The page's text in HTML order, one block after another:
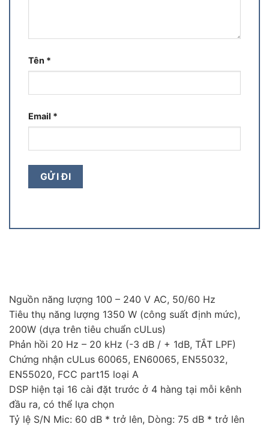
Tên *
Email *
Nguồn năng lượng 100 – 240 V AC, 50/60 Hz
Tiêu thụ năng lượng 1350 W (công suất định mức),
200W (dựa trên tiêu chuẩn cULus)
Phản hồi 20 Hz – 20 kHz (-3 dB / + 1dB, TẮT LPF)
Chứng nhận cULus 60065, EN60065, EN55032,
EN55020, FCC part15 loại A
DSP hiện tại 16 cài đặt trước ở 4 hàng tại mỗi kênh
đầu ra, có thể lựa chọn
Tỷ lệ S/N Mic: 60 dB * trở lên, Dòng: 75 dB * trở lên